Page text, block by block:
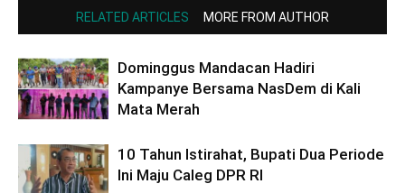
RELATED ARTICLES MORE FROM AUTHOR
Dominggus Mandacan Hadiri
Kampanye Bersama NasDem di Kali
Mata Merah
10 Tahun Istirahat, Bupati Dua Periode
Ini Maju Caleg DPR RI